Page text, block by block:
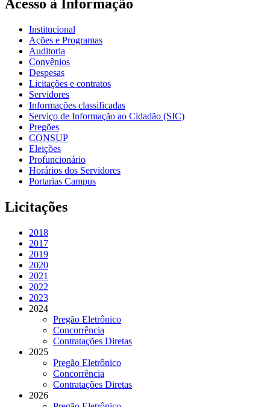
Acesso à Informação
Institucional
Ações e Programas
Auditoria
Convênios
Despesas
Licitações e contratos
Servidores
Informações classificadas
Serviço de Informação ao Cidadão (SIC)
Pregões
CONSUP
Eleições
Profuncionário
Horários dos Servidores
Portarias Campus
Licitações
2018
2017
2019
2020
2021
2022
2023
2024
Pregão Eletrônico
Concorrência
Contratações Diretas
2025
Pregão Eletrônico
Concorrência
Contratações Diretas
2026